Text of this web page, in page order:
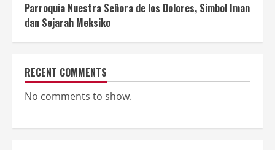
Parroquia Nuestra Señora de los Dolores, Simbol Iman
dan Sejarah Meksiko
RECENT COMMENTS
No comments to show.